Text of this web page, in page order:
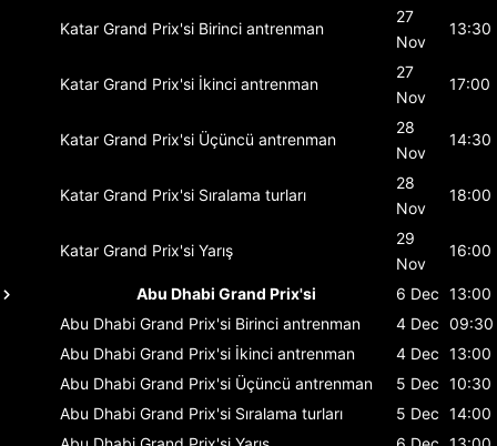
Katar Grand Prix'si Birinci antrenman
27
Nov
13:30
Katar Grand Prix'si İkinci antrenman
27
Nov
17:00
Katar Grand Prix'si Üçüncü antrenman
28
Nov
14:30
Katar Grand Prix'si Sıralama turları
28
Nov
18:00
Katar Grand Prix'si Yarış
29
Nov
16:00
Abu Dhabi Grand Prix'si 6 Dec 13:00
Abu Dhabi Grand Prix'si Birinci antrenman 4 Dec 09:30
Abu Dhabi Grand Prix'si İkinci antrenman 4 Dec 13:00
Abu Dhabi Grand Prix'si Üçüncü antrenman 5 Dec 10:30
Abu Dhabi Grand Prix'si Sıralama turları 5 Dec 14:00